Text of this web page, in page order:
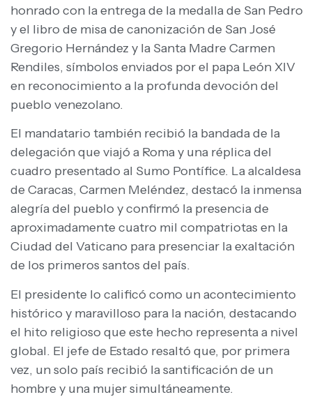
honrado con la entrega de la medalla de San Pedro
y el libro de misa de canonización de San José
Gregorio Hernández y la Santa Madre Carmen
Rendiles, símbolos enviados por el papa León XIV
en reconocimiento a la profunda devoción del
pueblo venezolano.
El mandatario también recibió la bandada de la
delegación que viajó a Roma y una réplica del
cuadro presentado al Sumo Pontífice. La alcaldesa
de Caracas, Carmen Meléndez, destacó la inmensa
alegría del pueblo y confirmó la presencia de
aproximadamente cuatro mil compatriotas en la
Ciudad del Vaticano para presenciar la exaltación
de los primeros santos del país.
El presidente lo calificó como un acontecimiento
histórico y maravilloso para la nación, destacando
el hito religioso que este hecho representa a nivel
global. El jefe de Estado resaltó que, por primera
vez, un solo país recibió la santificación de un
hombre y una mujer simultáneamente.